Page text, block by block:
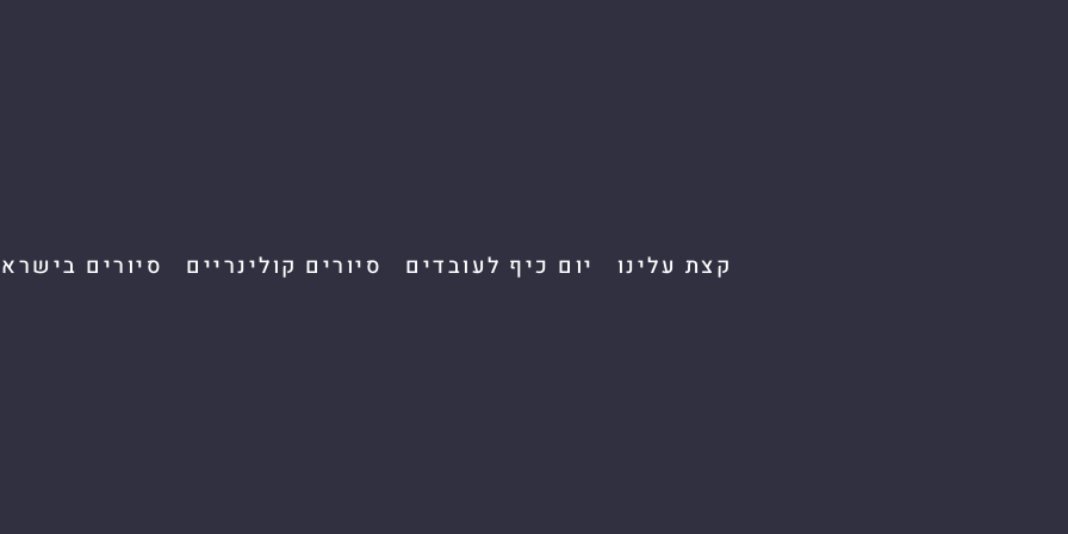
קצת עלינו יום כיף לעובדים סיורים קולינריים סיורים